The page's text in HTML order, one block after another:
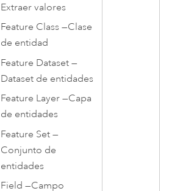
Extraer valores
Feature Class —Clase
de entidad
Feature Dataset —
Dataset de entidades
Feature Layer —Capa
de entidades
Feature Set —
Conjunto de
entidades
Field —Campo